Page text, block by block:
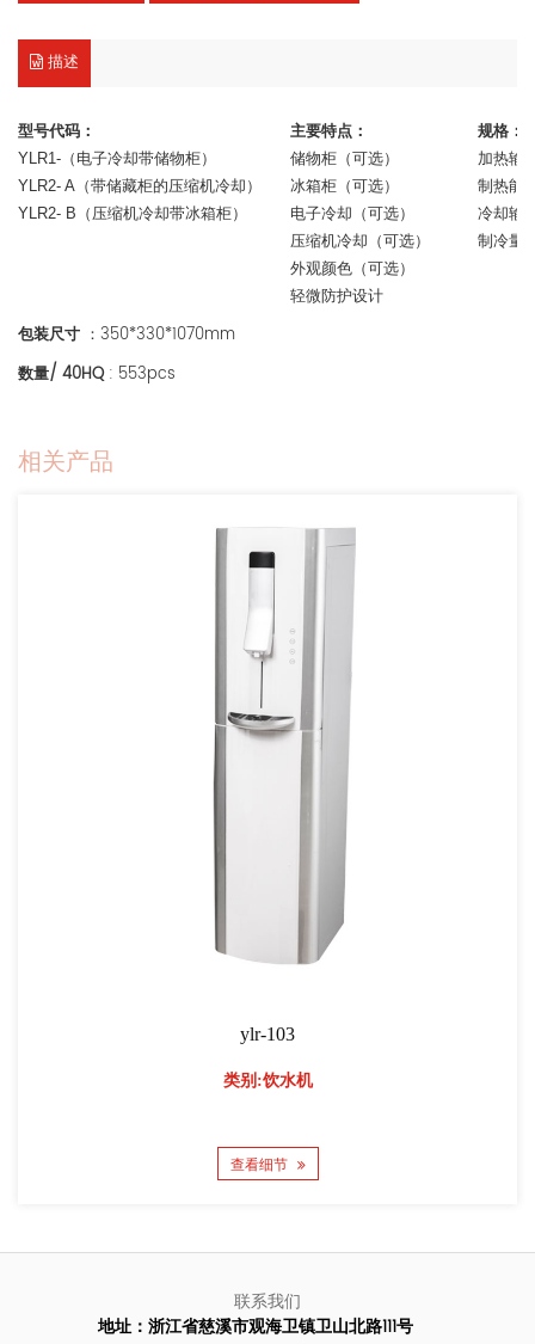
描述
型号代码：
YLR1-（电子冷却带储物柜）
YLR2- A（带储藏柜的压缩机冷却）
YLR2- B（压缩机冷却带冰箱柜）
主要特点：
储物柜（可选）
冰箱柜（可选）
电子冷却（可选）
压缩机冷却（可选）
外观颜色（可选）
轻微防护设计
规格：
加热输
制热能
冷却输
制冷量
包装尺寸 ：350*330*1070mm
数量/ 40HQ: 553pcs
相关产品
ylr-103
类别:饮水机
查看细节
联系我们
地址：浙江省慈溪市观海卫镇卫山北路111号